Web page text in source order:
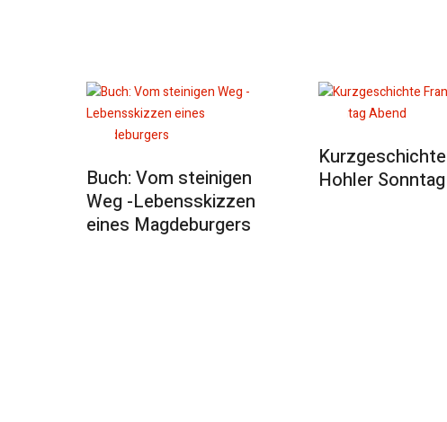
Buch: Vom steinigen
Weg -Lebensskizzen
eines Magdeburgers
Hohler